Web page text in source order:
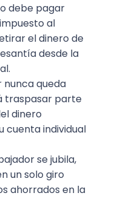
debe pagar
al
el dinero de
desde la
nunca queda
traspasar parte
dinero
cuenta individual
se jubila,
un solo giro
ahorrados en la